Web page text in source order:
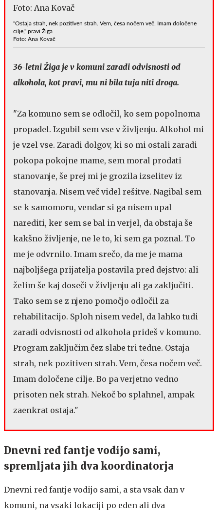
"Ostaja strah, nek pozitiven strah. Vem, česa nočem več. Imam določene
cilje," pravi Žiga
Foto: Ana Kovač
36-letni Žiga je v komuni zaradi odvisnosti od
alkohola, kot pravi, mu ni bila tuja niti droga.
"Za komuno sem se odločil, ko sem popolnoma
propadel. Izgubil sem vse v življenju. Alkohol mi
je vzel vse. Zaradi dolgov, ki so mi ostali zaradi
pokopa pokojne mame, sem moral prodati
stanovanje, še prej mi je grozila izselitev iz
stanovanja. Nisem več videl rešitve. Nagibal sem
se k samomoru, vendar si ga nisem upal
narediti, ker sem se bal in verjel, da obstaja še
kakšno življenje, ne le to, ki sem ga poznal. To
me je odvrnilo. Imam srečo, da me je mama
najboljšega prijatelja postavila pred dejstvo: ali
želim še kaj doseči v življenju ali ga zaključiti.
Tako sem se z njeno pomočjo odločil za
rehabilitacijo. Sploh nisem vedel, da lahko tudi
zaradi odvisnosti od alkohola prideš v komuno.
Program zaključim čez slabe tri tedne. Ostaja
strah, nek pozitiven strah. Vem, česa nočem več.
Imam določene cilje. Bo pa verjetno vedno
prisoten nek strah. Nekoč bo splahnel, ampak
zaenkrat ostaja."
Dnevni red fantje vodijo sami,
spremljata jih dva koordinatorja
Dnevni red fantje vodijo sami, a sta vsak dan v
komuni, na vsaki lokaciji po eden ali dva